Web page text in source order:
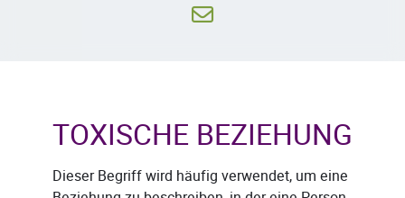
TOXISCHE BEZIEHUNG
Dieser Begriff wird häufig verwendet, um eine